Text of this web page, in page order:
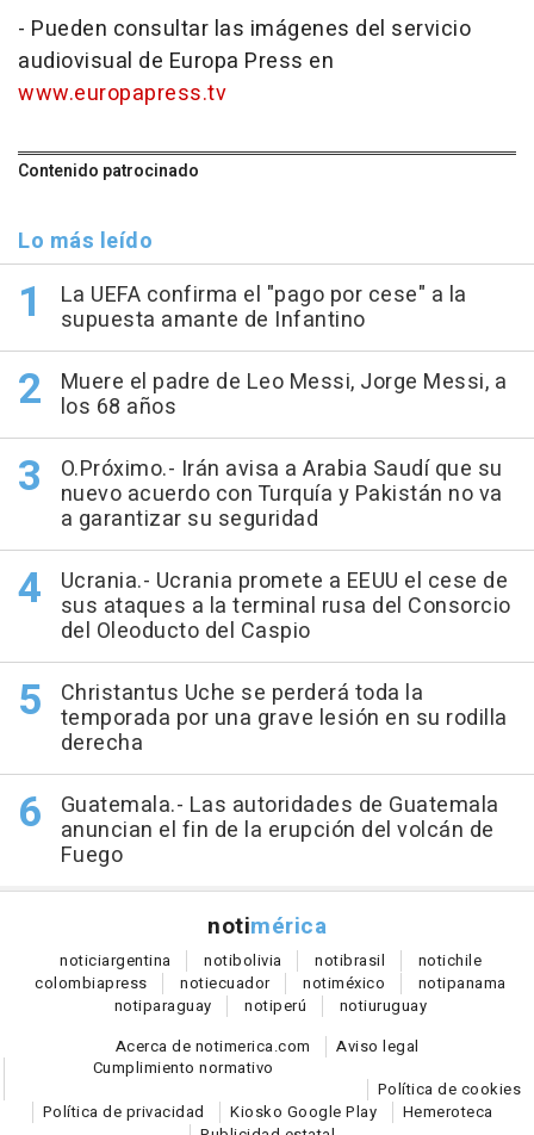
- Pueden consultar las imágenes del servicio
audiovisual de Europa Press en
www.europapress.tv
Contenido patrocinado
Lo más leído
La UEFA confirma el "pago por cese" a la
supuesta amante de Infantino
Muere el padre de Leo Messi, Jorge Messi, a
los 68 años
O.Próximo.- Irán avisa a Arabia Saudí que su
nuevo acuerdo con Turquía y Pakistán no va
a garantizar su seguridad
Ucrania.- Ucrania promete a EEUU el cese de
sus ataques a la terminal rusa del Consorcio
del Oleoducto del Caspio
Christantus Uche se perderá toda la
temporada por una grave lesión en su rodilla
derecha
Guatemala.- Las autoridades de Guatemala
anuncian el fin de la erupción del volcán de
Fuego
notimérica
noticiargentina notibolivia notibrasil notichile
colombiapress notiecuador notiméxico notipanama
notiparaguay notiperú notiuruguay
Acerca de notimerica.com
Aviso legal
Cumplimiento normativo
Política de cookies
Política de privacidad
Kiosko Google Play
Hemeroteca